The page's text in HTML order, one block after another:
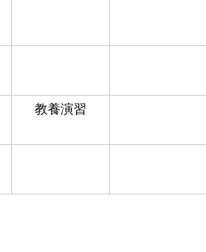
教養演習